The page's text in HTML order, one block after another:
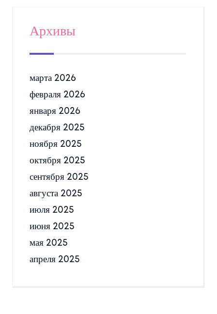
Архивы
марта 2026
февраля 2026
января 2026
декабря 2025
ноября 2025
октября 2025
сентября 2025
августа 2025
июля 2025
июня 2025
мая 2025
апреля 2025